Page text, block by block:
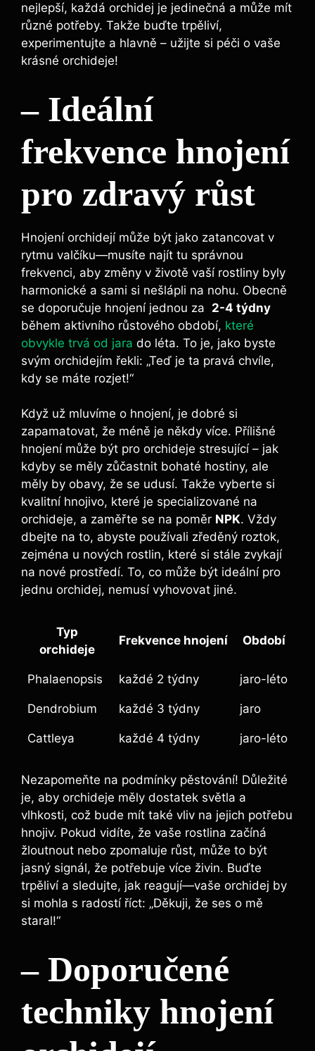
nejlepší, každá orchidej je‍ jedinečná a může mít
různé potřeby. Takže​ buďte trpěliví, ​
experimentujte a hlavně – užijte si péči o vaše
krásné orchideje!
– Ideální
frekvence ⁢hnojení
pro ‌zdravý růst
Hnojení orchidejí může být jako zatancovat v
rytmu valčíku—musíte najít‌ tu správnou
frekvenci, aby změny v životě vaší rostliny byly
harmonické a sami si nešlápli na⁢ nohu. ‌Obecně
se doporučuje hnojení​ jednou za ‌ 2-4 ​týdny
během aktivního růstového období, které
obvykle trvá od jara do léta. To je, ‍jako byste
svým orchidejím řekli: „Teď je‌ ta pravá chvíle,
kdy se máte rozjet!“
Když ⁤už mluvíme o ‍hnojení, je ⁣dobré si
zapamatovat, že méně je někdy více. Přílišné
hnojení může být pro ⁣orchideje stresující – jak
kdyby se měly zůčastnit ​bohaté hostiny, ale​
měly by obavy, že se udusí. Takže vyberte si
kvalitní ⁣hnojivo, které je specializované na
⁣orchideje, a zaměřte se na ‌poměr NPK. Vždy
dbejte na to, ⁣abyste používali zředěný roztok,
zejména u nových rostlin, které ‍si​ stále zvykají
na nové prostředí. To, ⁢co⁢ může být ideální pro
jednu orchidej, nemusí vyhovovat jiné.
Typ
orchideje
Frekvence hnojení Období
Phalaenopsis každé 2 týdny jaro-léto
Dendrobium každé 3 týdny jaro
Cattleya každé 4 týdny jaro-léto
Nezapomeňte⁢ na podmínky‌ pěstování! Důležité
je, aby orchideje měly dostatek světla a​
vlhkosti, což bude mít také vliv na jejich potřebu‌
hnojiv. ‍Pokud vidíte, že vaše rostlina začíná
žloutnout nebo zpomaluje ‌růst, může ‍to být
jasný signál, že potřebuje ⁣více živin. Buďte
trpěliví a sledujte, jak reagují—vaše ⁢orchidej by
si mohla s radostí říct: „Děkuji, že ses o mě
staral!“
– Doporučené
techniky hnojení